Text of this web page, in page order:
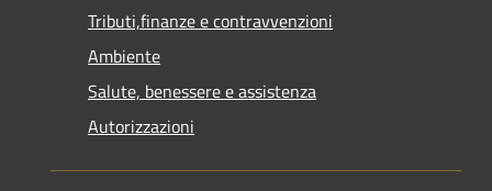
Tributi,finanze e contravvenzioni
Ambiente
Salute, benessere e assistenza
Autorizzazioni